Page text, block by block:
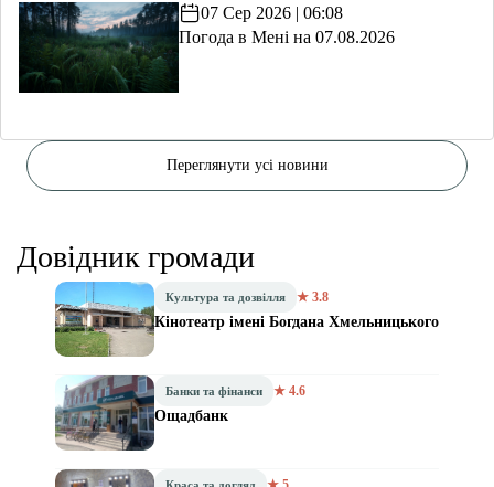
07 Сер 2026 | 06:08
Погода в Мені на 07.08.2026
Переглянути усі новини
Довідник громади
Культура та дозвілля ★ 3.8
Кінотеатр імені Богдана Хмельницького
Банки та фінанси ★ 4.6
Ощадбанк
Краса та догляд